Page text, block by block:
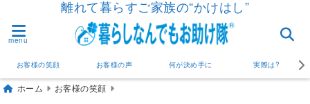
離れて暮らすご家族の“かけはし”
menu
お客様の笑顔 お客様の声 何が決め手に 実際は?
ホーム お客様の笑顔